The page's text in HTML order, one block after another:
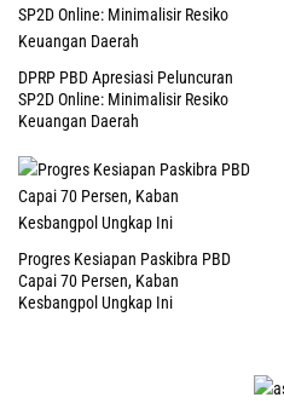
DPRP PBD Apresiasi Peluncuran
SP2D Online: Minimalisir Resiko
Keuangan Daerah
Progres Kesiapan Paskibra PBD
Capai 70 Persen, Kaban
Kesbangpol Ungkap Ini